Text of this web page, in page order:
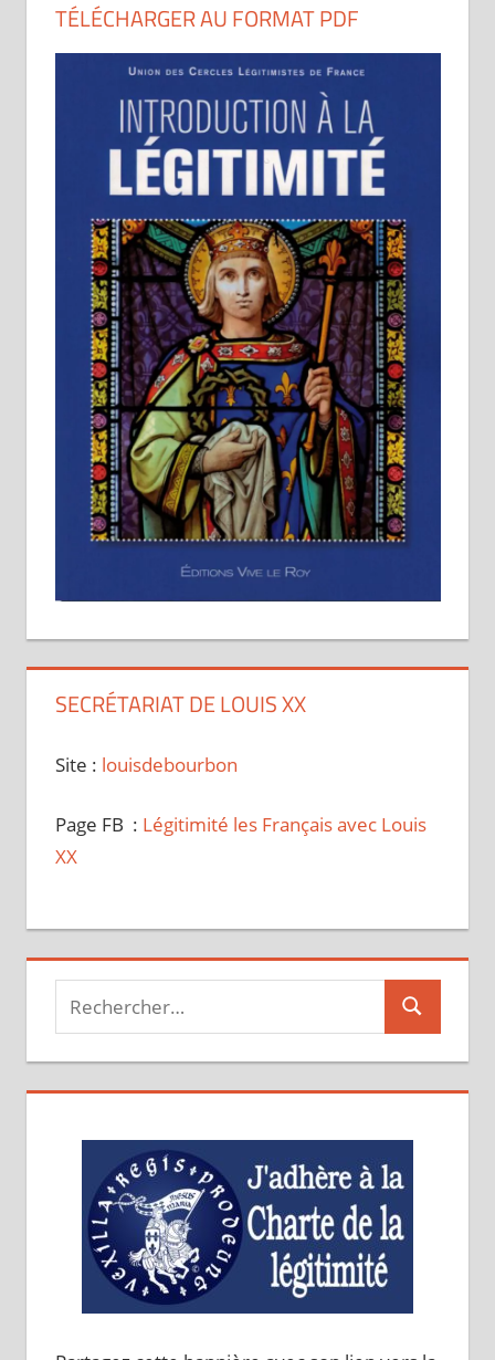
TÉLÉCHARGER AU FORMAT PDF
SECRÉTARIAT DE LOUIS XX
Site : louisdebourbon
Page FB : Légitimité les Français avec Louis
XX
Recherche
pour :